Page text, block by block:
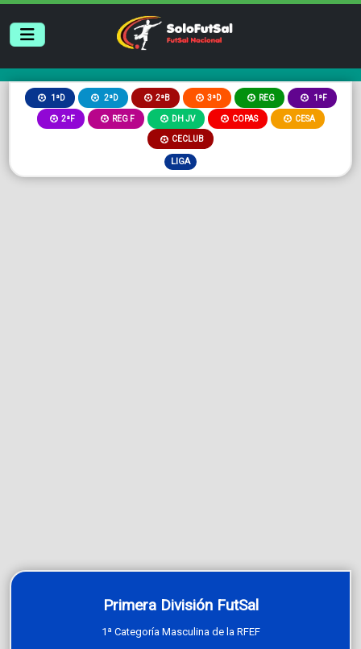
1ªD 2ªD 2ªB 3ªD REG 1ªF
2ªF REG F DH JV COPAS CESA
CECLUB
LIGA
Primera División FutSal
1ª Categoría Masculina de la RFEF